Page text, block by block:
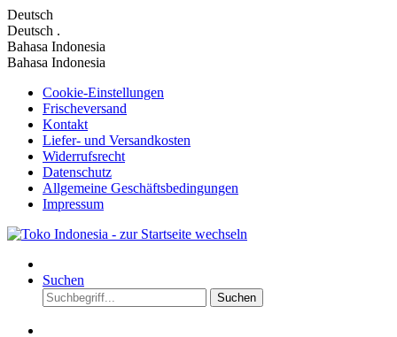
Deutsch
Deutsch .
Bahasa Indonesia
Bahasa Indonesia
Cookie-Einstellungen
Frischeversand
Kontakt
Liefer- und Versandkosten
Widerrufsrecht
Datenschutz
Allgemeine Geschäftsbedingungen
Impressum
Suchen
Suchen